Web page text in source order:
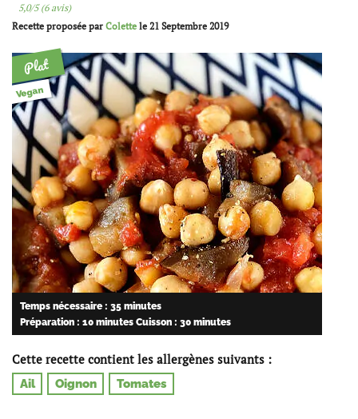
5,0/5 (6 avis)
Recette proposée par Colette le 21 Septembre 2019
Plat
Vegan
Temps nécessaire : 35 minutes
Préparation : 10 minutes Cuisson : 30 minutes
Cette recette contient les allergènes suivants :
Ail Oignon Tomates